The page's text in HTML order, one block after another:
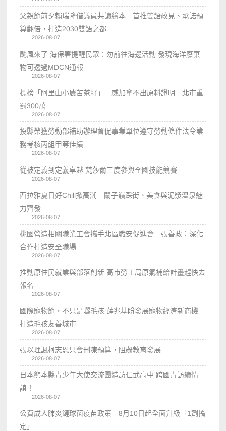
父親節前夕賴瑞隆偕議員共讀繪本 首推雙語政見、承諾預
算翻倍，打造2030雙語之都
2026-08-07
颱風來了 海保署提醒民眾：勿前往海邊活動 發現海洋廢棄
物可透過MDCN通報
2026-08-07
標榜「阿里山小農苦茶籽」 威加拿不出原料證明 北市重
罰300萬
2026-08-07
投縣榮獲勞動部補助辦理督促事業單位遵守勞動條件法令業
務考核丙組甲等佳績
2026-08-07
從被定義到定義卓越 梵莎爾三度參與全國技能競賽
2026-08-07
西拉雅夏日好Chill掀高潮 關子嶺踩街、美食與泥漿溫泉魅
力齊發
2026-08-07
桃園營造相關職業工會攜手北區職安促進會 張善政：深化
合作打造安全職場
2026-08-07
推動原住民就業與部落創新 高市勞工局原氣補給計畫趕快去
報名
2026-08-07
國際寵物節，不只是曬毛孩 薛兆基盼發展寵物經濟新商機
打造毛孩友善城市
2026-08-07
張以理諷柯志恩只會刪凍預算，阻礙教育發展
2026-08-07
日本熊本縣青少年大使交流團造訪仁武高中 跨國青訪續情
誼！
2026-08-07
公費成人肺炎鏈球菌疫苗政策 8月10日起全面升級「1劑搞
定」